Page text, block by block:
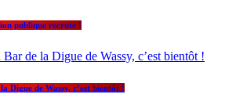
publique recrute !
Digue de Wassy, c’est bientôt !